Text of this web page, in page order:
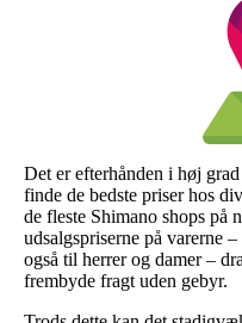
Det er efterhånden i høj
finde de bedste priser hos
de fleste Shimano shops på
udsalgspriserne på varerne
også til herrer og damer –
frembyde fragt uden gebyr.